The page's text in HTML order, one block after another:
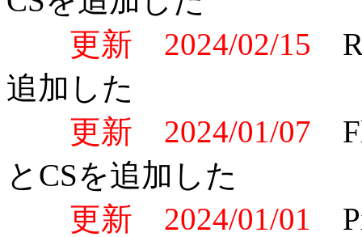
更新 2024/02/15
追加した
更新 2024/01/07
とCSを追加した
更新 2024/01/01